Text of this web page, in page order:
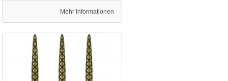
Mehr Informationen